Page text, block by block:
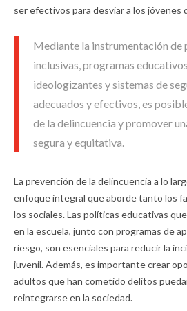
ser efectivos para desviar a los jóvenes
Mediante la instrumentación de
inclusivas, programas
ideologizantes y sistemas de
adecuados y efectivos, es
de la delincuencia y promover
segura y equitativa.
La prevención de la delincuencia a lo
enfoque integral que aborde tanto los
los sociales. Las políticas educativas
en la escuela, junto con programas de
riesgo, son esenciales para reducir la
juvenil. Además, es importante crear
adultos que han cometido delitos
reintegrarse en la sociedad.